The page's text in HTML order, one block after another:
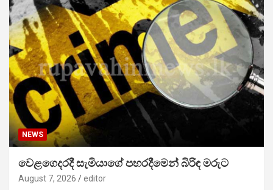
NEWS
වෙළගෙදරදී සැමියාගේ පහරදීමෙන් බිරිඳ මරුට
August 7, 2026 editor